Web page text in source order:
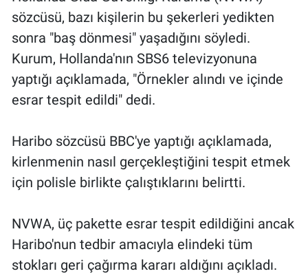
sözcüsü, bazı kişilerin bu şekerleri yedikten
sonra "baş dönmesi" yaşadığını söyledi.
Kurum, Hollanda'nın SBS6 televizyonuna
yaptığı açıklamada, "Örnekler alındı ve içinde
esrar tespit edildi" dedi.
Haribo sözcüsü BBC'ye yaptığı açıklamada,
kirlenmenin nasıl gerçekleştiğini tespit etmek
için polisle birlikte çalıştıklarını belirtti.
NVWA, üç pakette esrar tespit edildiğini ancak
Haribo'nun tedbir amacıyla elindeki tüm
stokları geri çağırma kararı aldığını açıkladı.